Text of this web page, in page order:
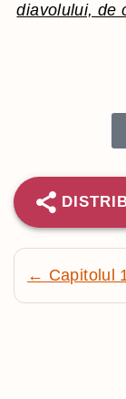
diavolului, de
← Capitolul